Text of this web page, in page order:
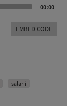
00:00
EMBED CODE
salarii